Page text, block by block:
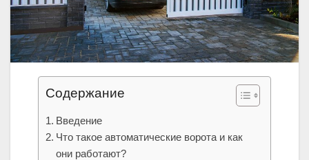
Содержание
Введение
Что такое автоматические ворота и как
они работают?